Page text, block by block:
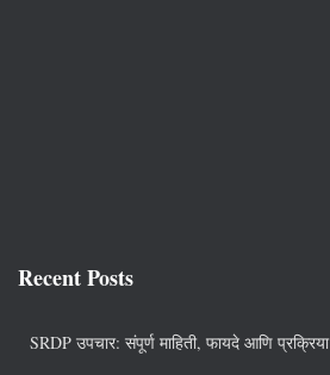
Recent Posts
SRDP उपचार: संपूर्ण माहिती, फायदे आणि प्रक्रिया